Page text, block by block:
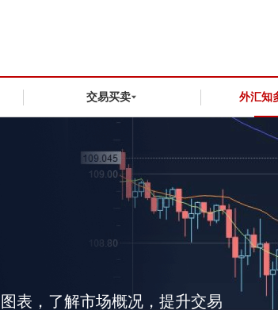
交易买卖 外汇知
表，了解市场概况，提升交易